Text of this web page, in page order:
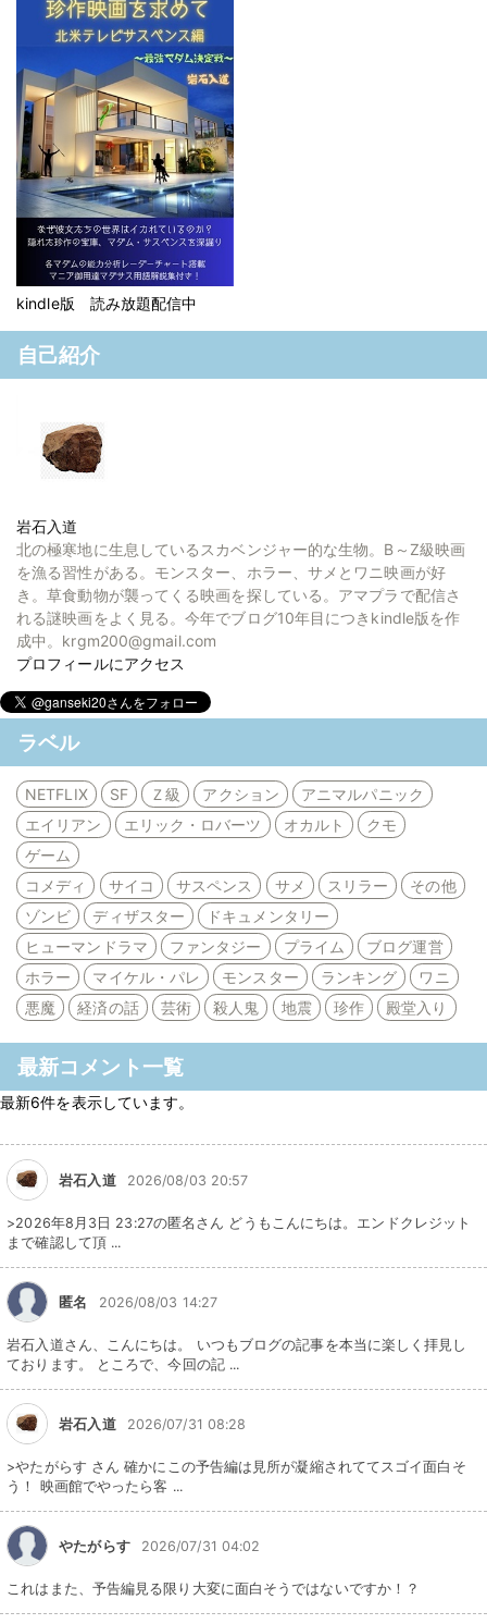
kindle版 読み放題配信中
自己紹介
岩石入道
北の極寒地に生息しているスカベンジャー的な生物。B～Z級映画
を漁る習性がある。モンスター、ホラー、サメとワニ映画が好
き。草食動物が襲ってくる映画を探している。アマプラで配信さ
れる謎映画をよく見る。今年でブログ10年目につきkindle版を作
成中。krgm200@gmail.com
プロフィールにアクセス
ラベル
NETFLIX SF Ｚ級 アクション
アニマルパニック
エイリアン
エリック・ロバーツ オカルト
クモ
ゲーム
コメディ
サイコ サスペンス サメ スリラー
その他
ゾンビ
ディザスター
ドキュメンタリー
ヒューマンドラマ
ファンタジー プライム
ブログ運営
ホラー
マイケル・パレ モンスター ランキング
ワニ
悪魔
経済の話 芸術 殺人鬼 地震 珍作 殿堂入り
最新コメント一覧
最新6件を表示しています。
岩石入道 2026/08/03 20:57
>2026年8月3日 23:27の匿名さん どうもこんにちは。エンドクレジット
まで確認して頂 ...
匿名 2026/08/03 14:27
岩石入道さん、こんにちは。 いつもブログの記事を本当に楽しく拝見し
ております。 ところで、今回の記 ...
岩石入道 2026/07/31 08:28
>やたがらす さん 確かにこの予告編は見所が凝縮されててスゴイ面白そ
う！ 映画館でやったら客 ...
やたがらす 2026/07/31 04:02
これはまた、予告編見る限り大変に面白そうではないですか！？